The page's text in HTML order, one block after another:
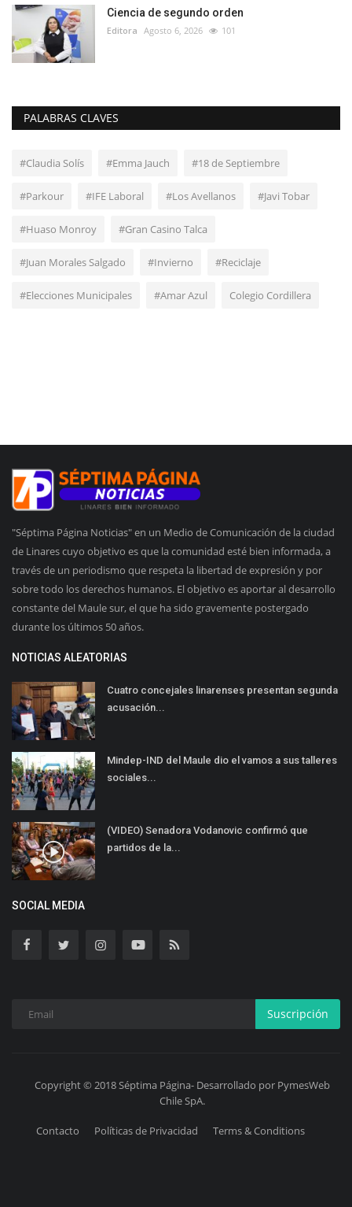
Ciencia de segundo orden
Editora Agosto 6, 2026 101
PALABRAS CLAVES
#Claudia Solís #Emma Jauch #18 de Septiembre
#Parkour #IFE Laboral #Los Avellanos #Javi Tobar
#Huaso Monroy #Gran Casino Talca
#Juan Morales Salgado #Invierno #Reciclaje
#Elecciones Municipales #Amar Azul Colegio Cordillera
"Séptima Página Noticias" en un Medio de Comunicación de la ciudad
de Linares cuyo objetivo es que la comunidad esté bien informada, a
través de un periodismo que respeta la libertad de expresión y por
sobre todo los derechos humanos. El objetivo es aportar al desarrollo
constante del Maule sur, el que ha sido gravemente postergado
durante los últimos 50 años.
NOTICIAS ALEATORIAS
Cuatro concejales linarenses presentan segunda
acusación...
Mindep-IND del Maule dio el vamos a sus talleres
sociales...
(VIDEO) Senadora Vodanovic confirmó que
partidos de la...
SOCIAL MEDIA
Suscripción
Copyright © 2018 Séptima Página- Desarrollado por PymesWeb
Chile SpA.
Contacto Políticas de Privacidad Terms & Conditions